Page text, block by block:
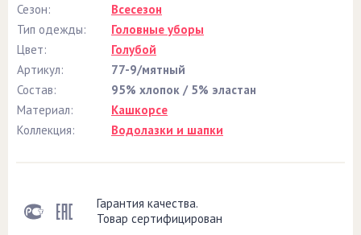
Сезон:
Всесезон
Тип одежды:
Головные уборы
Цвет:
Голубой
Артикул:
77-9/мятный
Состав:
95% хлопок / 5% эластан
Материал:
Кашкорсе
Коллекция:
Водолазки и шапки
Гарантия качества.
Товар сертифицирован